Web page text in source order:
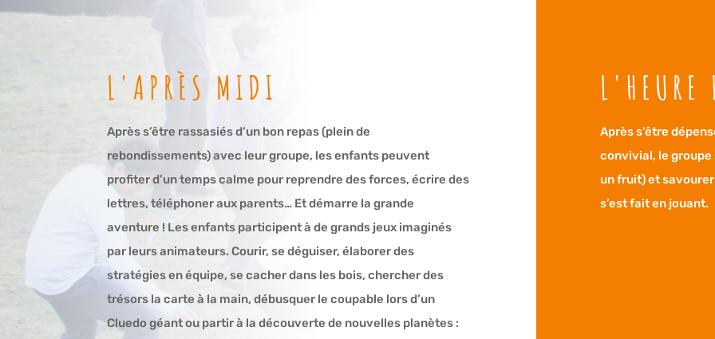
L'APRÈS MIDI
Après s’être rassasiés d’un bon repas (plein de
rebondissements) avec leur groupe, les enfants peuvent
profiter d’un temps calme pour reprendre des forces, écrire des
lettres, téléphoner aux parents… Et démarre la grande
aventure ! Les enfants participent à de grands jeux imaginés
par leurs animateurs. Courir, se déguiser, élaborer des
stratégies en équipe, se cacher dans les bois, chercher des
trésors la carte à la main, débusquer le coupable lors d’un
Cluedo géant ou partir à la découverte de nouvelles planètes :
L'HEURE
Après s'être
convivial, le groupe
un fruit) et
s’est fait en jouant.